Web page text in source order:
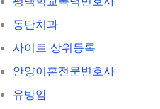
동탄치과
사이트 상위등록
안양이혼전문변호사
유방암